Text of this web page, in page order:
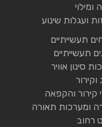
ומילוי
ועגלות שינוע
תעשייתיים
תעשייתיים
סינון אוויר
וקירור
קירור והקפאה
ומערכות תאורה
רחוב